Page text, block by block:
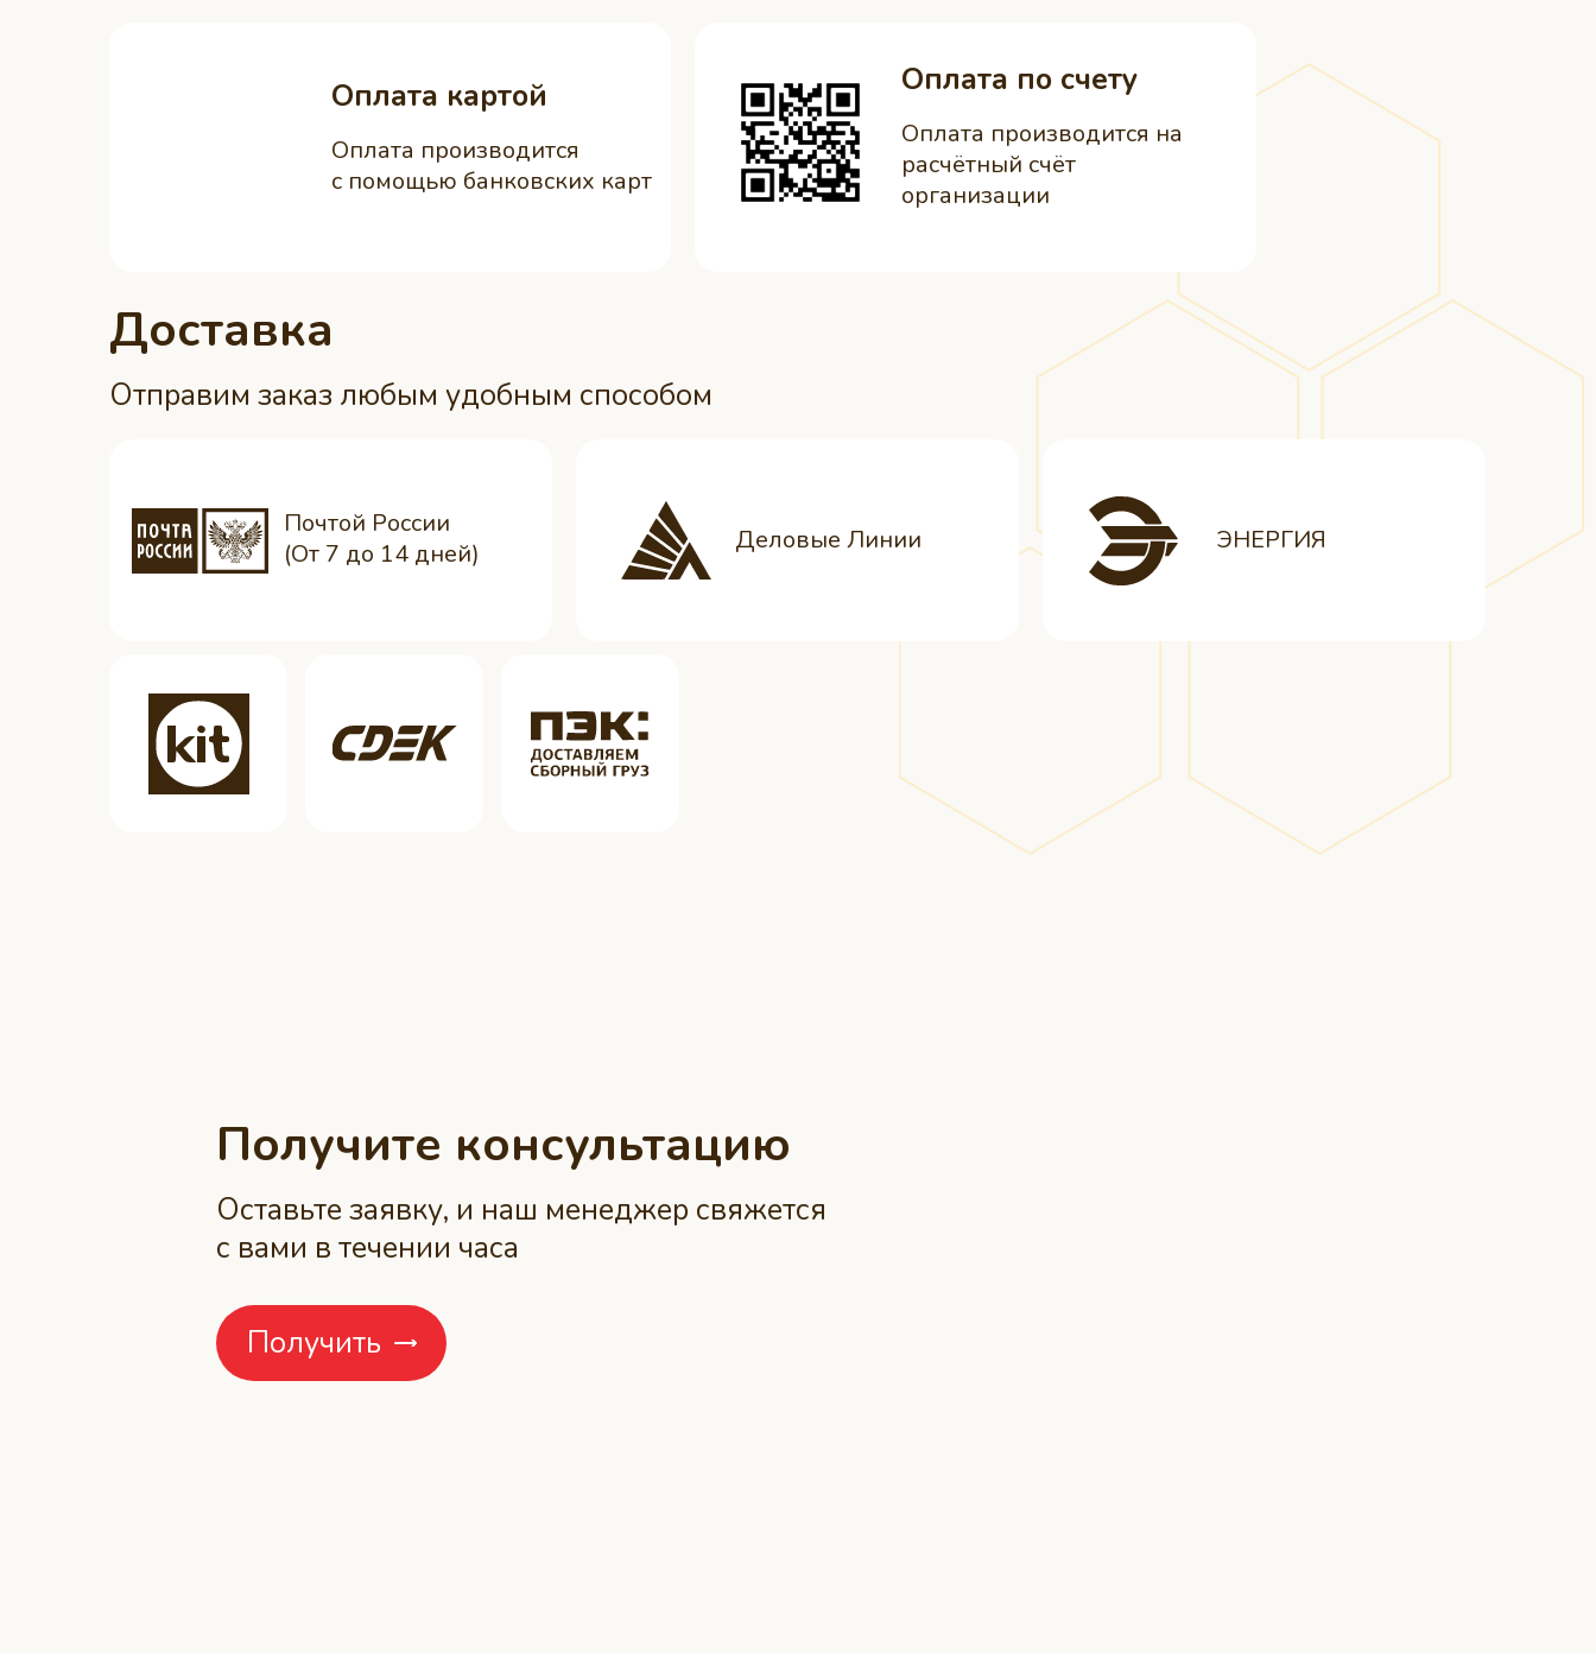
Оплата картой
Оплата производится
с помощью банковских карт
Оплата по счету
Оплата производится на
расчётный счёт
организации
Доставка
Отправим заказ любым удобным способом
Почтой России
(От 7 до 14 дней)
ЭНЕРГИЯ
Деловые Линии
Получить
Получите консультацию
Оставьте заявку, и наш менеджер свяжется
с вами в течении часа